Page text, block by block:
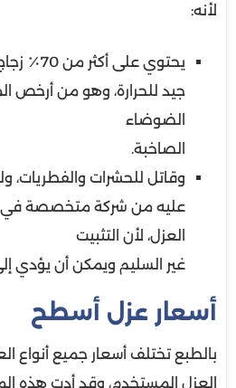
لأنه:
يحتوي
جيد للحرارة، وهو من أرخص
الضوضاء
الصاخبة.
وقاتل للحشرات
عليه من شركة متخصصة في
العزل، لأن التثبيت
غير السليم ويمكن أن يؤدي
أسعار عزل أسطح
بالطبع تختلف أسعار جميع أنواع
العزل المستخدم، وقد أدت هذه